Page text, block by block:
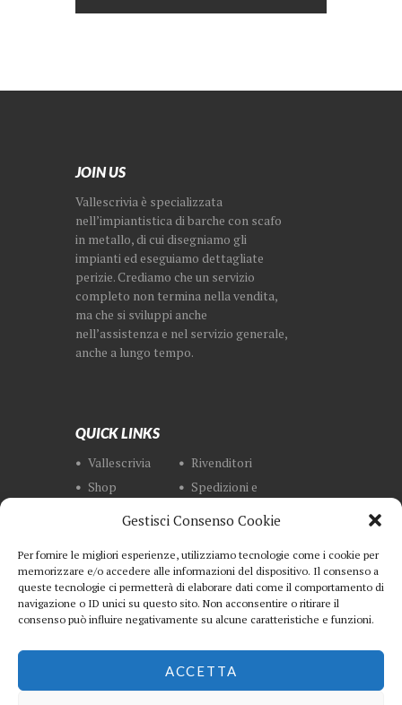
Gestisci Consenso Cookie
Per fornire le migliori esperienze, utilizziamo tecnologie come i cookie per
memorizzare e/o accedere alle informazioni del dispositivo. Il consenso a
queste tecnologie ci permetterà di elaborare dati come il comportamento di
navigazione o ID unici su questo sito. Non acconsentire o ritirare il
consenso può influire negativamente su alcune caratteristiche e funzioni.
ACCETTA
JOIN US
Vallescrivia è specializzata
nell’impiantistica di barche con scafo
in metallo, di cui disegniamo gli
impianti ed eseguiamo dettagliate
perizie. Crediamo che un servizio
completo non termina nella vendita,
ma che si sviluppi anche
nell’assistenza e nel servizio generale,
anche a lungo tempo.
QUICK LINKS
Vallescrivia
Rivenditori
Shop
Spedizioni e
Metodi di
Termini e
Privacy
Contatti